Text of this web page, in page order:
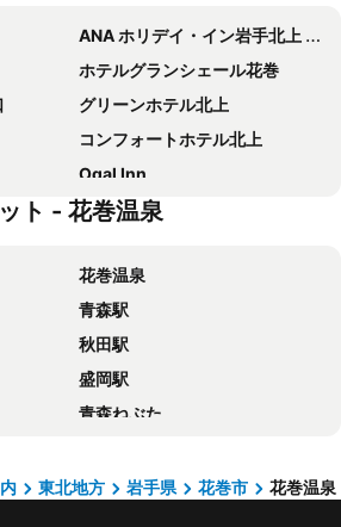
ANA ホリデイ・イン岩手北上 by IHG
ホテルグランシェール花巻
グリーンホテル北上
コンフォートホテル北上
Ogal Inn
花巻温泉 ホテル千秋閣
和
ホテルルートイン北上駅前
Sotetsu Fresa Inn Kitakami
草のホテル
guchi
Restay Kitakami - Adult Only
Dream Village Kitakami
Dream Village Enshin
Onsen
ト - 花巻温泉
花巻温泉
青森駅
秋田駅
盛岡駅
青森ねぶた
八戸駅
東北地方 岩手県 花巻市 花巻温泉